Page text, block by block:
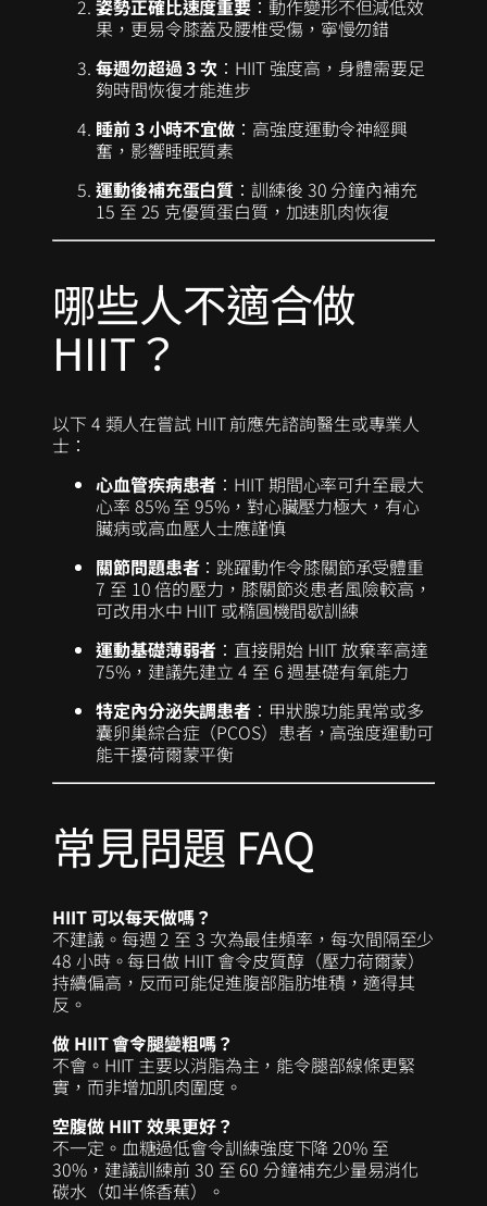
姿勢正確比速度重要 ：動作變形不但減低效
果，更易令膝蓋及腰椎受傷，寧慢勿錯
每週勿超過 3 次 ：HIIT 強度高，身體需要足
夠時間恢復才能進步
睡前 3 小時不宜做 ：高強度運動令神經興
奮，影響睡眠質素
運動後補充蛋白質 ：訓練後 30 分鐘內補充
15 至 25 克優質蛋白質，加速肌肉恢復
哪些人不適合做
HIIT？
以下 4 類人在嘗試 HIIT 前應先諮詢醫生或專業人
士：
心血管疾病患者 ：HIIT 期間心率可升至最大
心率 85% 至 95%，對心臟壓力極大，有心
臟病或高血壓人士應謹慎
關節問題患者：跳躍動作令膝關節承受體重
7 至 10 倍的壓力，膝關節炎患者風險較高，
可改用水中 HIIT 或橢圓機間歇訓練
運動基礎薄弱者 ：直接開始 HIIT 放棄率高達
75%，建議先建立 4 至 6 週基礎有氧能力
特定內分泌失調患者 ：甲狀腺功能異常或多
囊卵巢綜合症（PCOS）患者，高強度運動可
能干擾荷爾蒙平衡
常見問題 FAQ
HIIT 可以每天做嗎？
不建議。每週 2 至 3 次為最佳頻率，每次間隔至少
48 小時。每日做 HIIT 會令皮質醇（壓力荷爾蒙）
持續偏高，反而可能促進腹部脂肪堆積，適得其
反。
做 HIIT 會令腿變粗嗎？
不會。HIIT 主要以消脂為主，能令腿部線條更緊
實，而非增加肌肉圍度。
空腹做 HIIT 效果更好？
不一定。血糖過低會令訓練強度下降 20% 至
30%，建議訓練前 30 至 60 分鐘補充少量易消化
碳水（如半條香蕉）。